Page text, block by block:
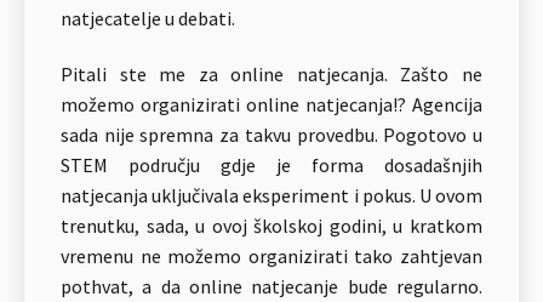
natjecatelje u debati.
Pitali ste me za online natjecanja. Zašto ne
možemo organizirati online natjecanja!? Agencija
sada nije spremna za takvu provedbu. Pogotovo u
STEM području gdje je forma dosadašnjih
natjecanja uključivala eksperiment i pokus. U ovom
trenutku, sada, u ovoj školskoj godini, u kratkom
vremenu ne možemo organizirati tako zahtjevan
pothvat, a da online natjecanje bude regularno.